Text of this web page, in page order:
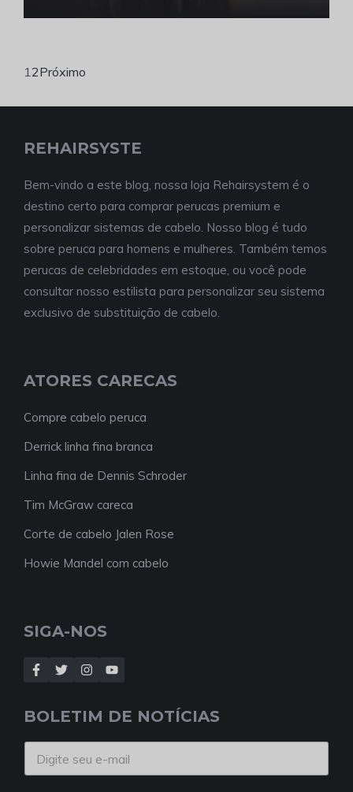
12Próximo
REHAIRSYSTE
Bem-vindo a este blog, nossa loja Rehairsystem é o
destino certo para comprar perucas premium e
personalizar sistemas de cabelo. Nosso blog é tudo
sobre peruca para homens e mulheres. Também temos
perucas de celebridades em estoque, ou você pode
consultar nosso estilista para personalizar seu sistema
exclusivo de substituição de cabelo.
ATORES CARECAS
Compre cabelo peruca
Derrick linha fina branca
Linha fina de Dennis Schroder
Tim McGraw careca
Corte de cabelo Jalen Rose
Howie Mandel com cabelo
SIGA-NOS
BOLETIM DE NOTÍCIAS